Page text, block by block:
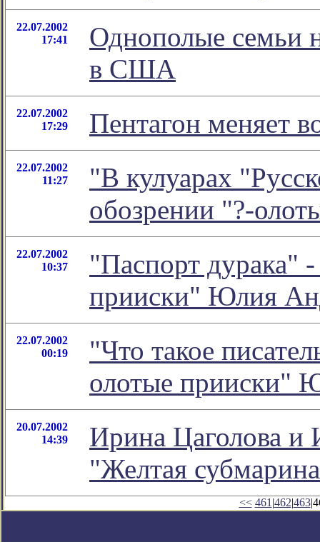
22.07.2002
17:41
Однополые семьи
в США
22.07.2002
17:29
Пентагон меняет
22.07.2002
11:27
"В кулуарах
обозрении "?-
22.07.2002
10:37
"Паспорт дурака"
прииски" Юлия
22.07.2002
00:19
"Что такое
олотые прииски"
20.07.2002
14:39
Ирина Цаголова и
"Желтая
<< 461 |462|463